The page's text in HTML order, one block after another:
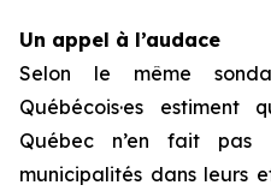
Un appel à l’audace
Selon le même
Québécois·es
Québec n’en fait pas
municipalités dans leurs